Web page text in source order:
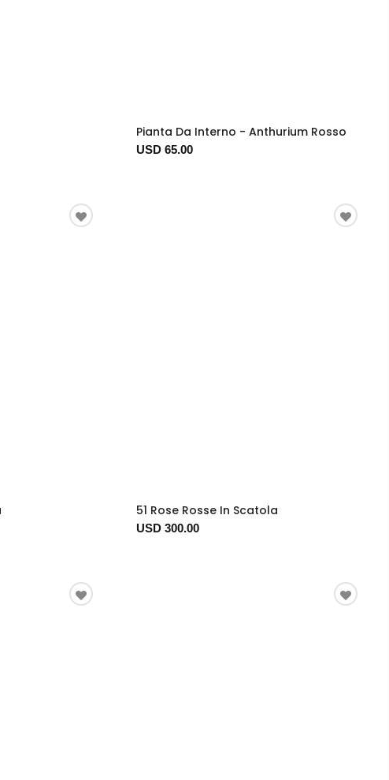
Pianta Da Interno - Anthurium Rosso
USD 65.00
51 Rose Rosse In Scatola
USD 300.00